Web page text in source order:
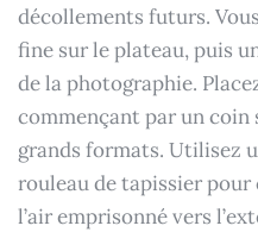
décollements futurs.
fine sur le plateau, puis
de la photographie.
commençant par un
grands formats. Utilisez
rouleau de tapissier
l’air emprisonné vers